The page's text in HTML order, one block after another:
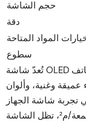
حجم الشاشة
دقة
المواد المتاحة
سطوع
تُعدّ شاشة OLED البديلة لهاتف Infinix Smart 2 X5515 خيارنا الرائد،
وغنية، وألوان
تجربة شاشة الجهاز
الأصلي. وبفضل سطوعها الذي يتجاوز 400 شمعة/م²، تظل الشاشة